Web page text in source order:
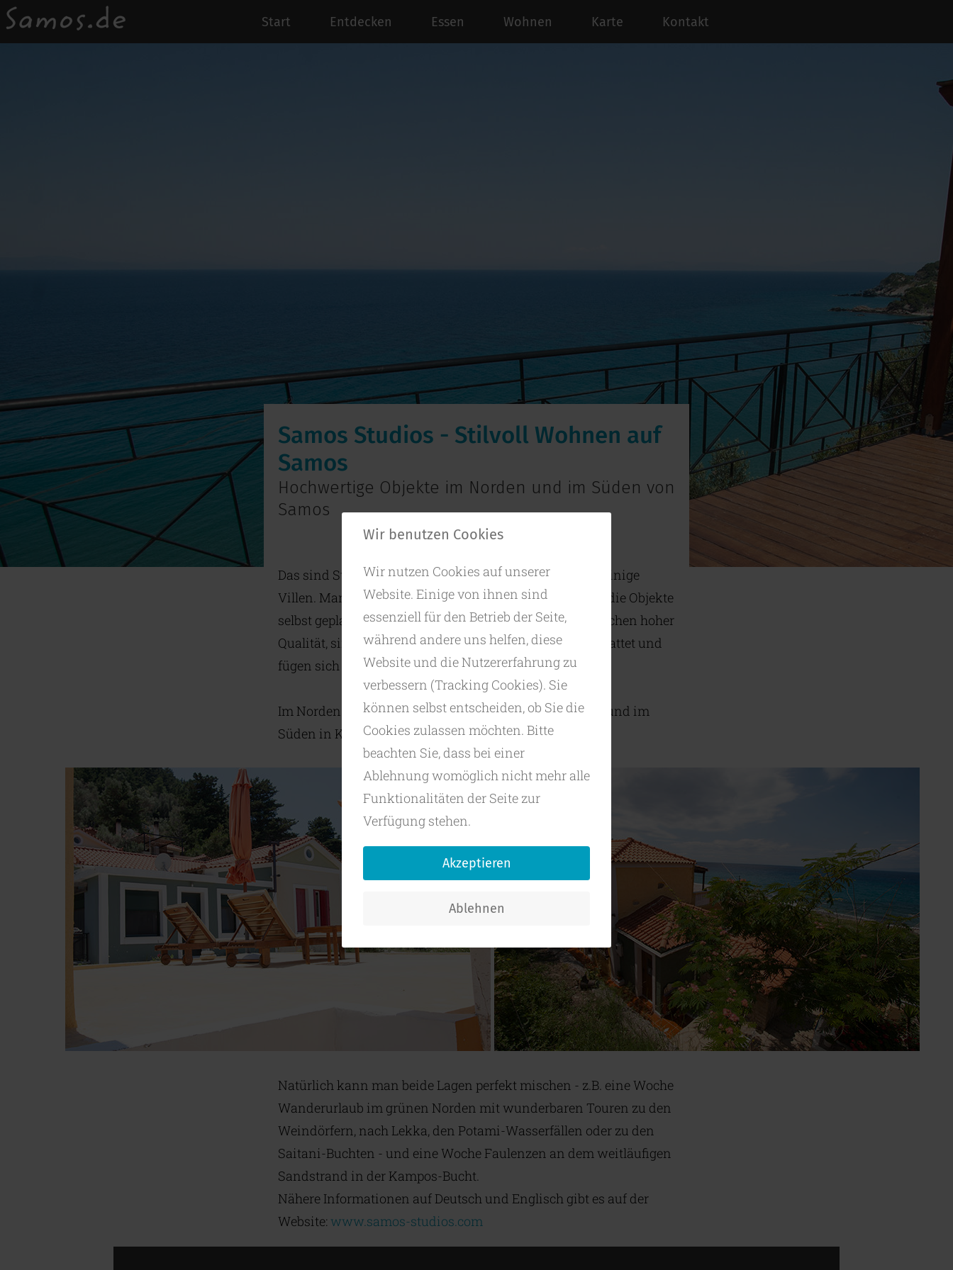
Start Entdecken Essen Wohnen Karte Kontakt
Samos Studios - Stilvoll Wohnen auf
Samos
Hochwertige Objekte im Norden und im Süden von
Samos
Das sind Studios, Maisonetten Apartements und sogar einige
Villen. Manolis ist ein erfahrener Bauingenieur und hat die Objekte
selbst geplant und auch gebaut. Seine Bauwerke entsprechen hoher
Qualität, sind mit mit ausgesuchten Materialien ausgestattet und
fügen sich perfekt in das jeweilige Landschaftsbild.
Im Norden liegen die Objekte rund um die Potamibucht und im
Süden in Kampos, bzw., Votsalakia.
Natürlich kann man beide Lagen perfekt mischen - z.B. eine Woche
Wanderurlaub im grünen Norden mit wunderbaren Touren zu den
Weindörfern, nach Lekka, den Potami-Wasserfällen oder zu den
Saitani-Buchten - und eine Woche Faulenzen an dem weitläufigen
Sandstrand in der Kampos-Bucht.
Nähere Informationen auf Deutsch und Englisch gibt es auf der
Website: www.samos-studios.com
Wir benutzen Cookies
Wir nutzen Cookies auf unserer
Website. Einige von ihnen sind
essenziell für den Betrieb der Seite,
während andere uns helfen, diese
Website und die Nutzererfahrung zu
verbessern (Tracking Cookies). Sie
können selbst entscheiden, ob Sie die
Cookies zulassen möchten. Bitte
beachten Sie, dass bei einer
Ablehnung womöglich nicht mehr alle
Funktionalitäten der Seite zur
Verfügung stehen.
Akzeptieren
Ablehnen